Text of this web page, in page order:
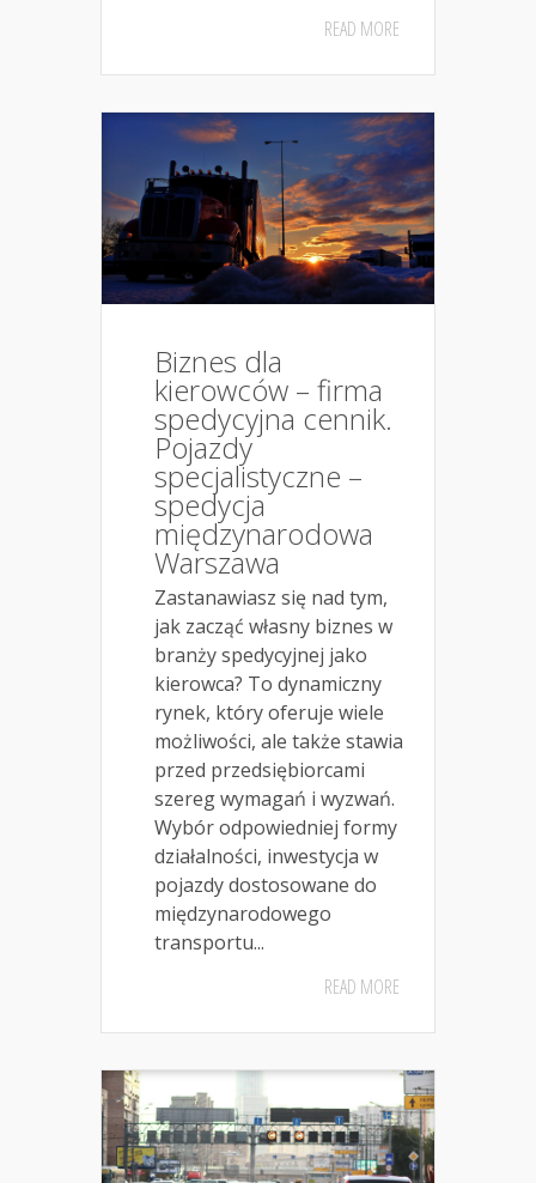
READ MORE
Biznes dla
kierowców – firma
spedycyjna cennik.
Pojazdy
specjalistyczne –
spedycja
międzynarodowa
Warszawa
Zastanawiasz się nad tym,
jak zacząć własny biznes w
branży spedycyjnej jako
kierowca? To dynamiczny
rynek, który oferuje wiele
możliwości, ale także stawia
przed przedsiębiorcami
szereg wymagań i wyzwań.
Wybór odpowiedniej formy
działalności, inwestycja w
pojazdy dostosowane do
międzynarodowego
transportu...
READ MORE